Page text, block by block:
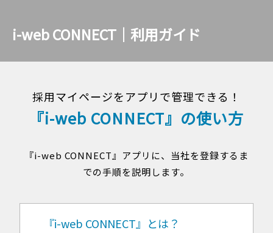
i-web CONNECT｜利用ガイド
採用マイページをアプリで管理できる！
『i-web CONNECT』の使い方
『i-web CONNECT』アプリに、当社を登録するま
での手順を説明します。
『i-web CONNECT』とは？